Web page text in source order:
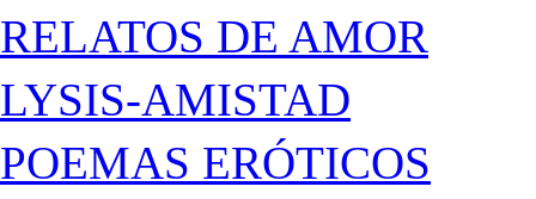
RELATOS DE AMOR
LYSIS-AMISTAD
POEMAS ERÓTICOS